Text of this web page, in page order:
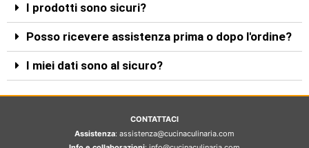
I prodotti sono sicuri?
Posso ricevere assistenza prima o dopo l'ordine?
I miei dati sono al sicuro?
CONTATTACI
Assistenza: assistenza@cucinaculinaria.com